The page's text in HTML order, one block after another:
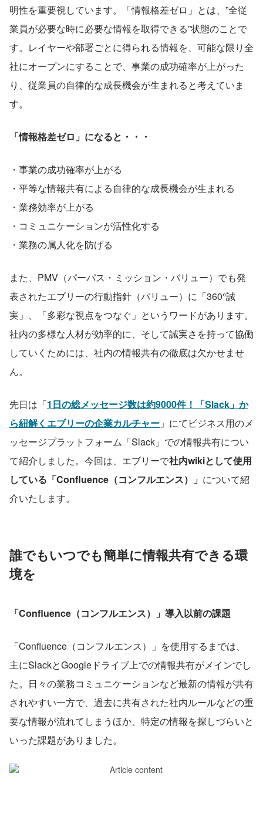
明性を重要視しています。「情報格差ゼロ」とは、”全従
業員が必要な時に必要な情報を取得できる”状態のことで
す。レイヤーや部署ごとに得られる情報を、可能な限り全
社にオープンにすることで、事業の成功確率が上がった
り、従業員の自律的な成長機会が生まれると考えていま
す。
「情報格差ゼロ」になると・・・
・事業の成功確率が上がる
・平等な情報共有による自律的な成長機会が生まれる
・業務効率が上がる
・コミュニケーションが活性化する
・業務の属人化を防げる
また、PMV（パーパス・ミッション・バリュー）でも発
表されたエブリーの行動指針（バリュー）に「360°誠
実」、「多彩な視点をつなぐ」というワードがあります。
社内の多様な人材が効率的に、そして誠実さを持って協働
していくためには、社内の情報共有の徹底は欠かせませ
ん。
先日は「1日の総メッセージ数は約9000件！「Slack」か
ら紐解くエブリーの企業カルチャー 」にてビジネス用のメ
ッセージプラットフォーム「Slack」での情報共有につい
て紹介しました。今回は、エブリーで社内wikiとして使用
している「Confluence（コンフルエンス）」 について紹
介いたします。
誰でもいつでも簡単に情報共有できる環
境を
「Confluence（コンフルエンス）」導入以前の課題
「Confluence（コンフルエンス）」を使用するまでは、
主にSlackとGoogleドライブ上での情報共有がメインでし
た。日々の業務コミュニケーションなど最新の情報が共有
されやすい一方で、過去に共有された社内ルールなどの重
要な情報が流れてしまうほか、特定の情報を探しづらいと
いった課題がありました。